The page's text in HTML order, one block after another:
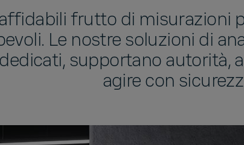
frutto di misurazioni
Le nostre soluzioni di
supportano autorità,
agire con